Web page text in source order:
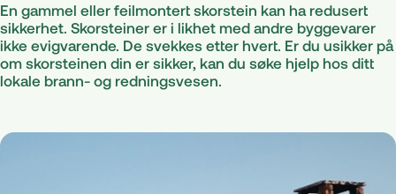
En gammel eller feilmontert skorstein kan ha redusert
sikkerhet. Skorsteiner er i likhet med andre byggevarer
ikke evigvarende. De svekkes etter hvert. Er du usikker på
om skorsteinen din er sikker, kan du søke hjelp hos ditt
lokale brann- og redningsvesen.